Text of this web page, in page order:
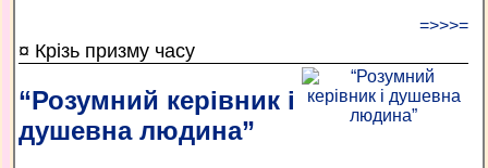
=>>>=
¤ Крізь призму часу
“Розумний керівник і
душевна людина”